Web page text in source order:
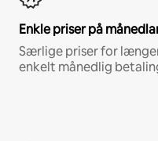
Enkle priser på
Særlige priser for
enkelt månedlig